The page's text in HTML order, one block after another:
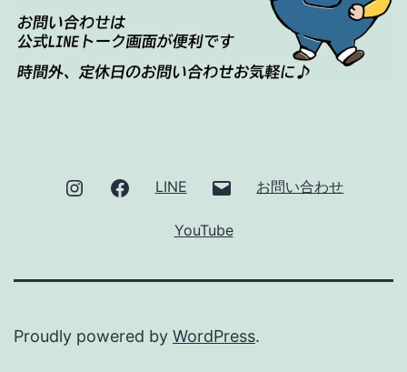
InstagramFacebook
LINE
ー
お問い合わせ
YouTube
Proudly powered by WordPress.